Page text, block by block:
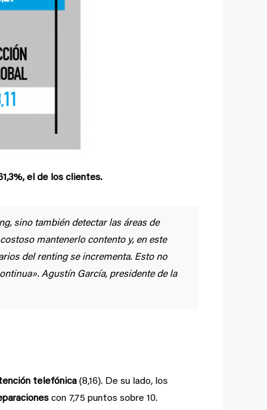
el de los clientes.
sino también detectar las áreas de
mantenerlo contento y, en este
del renting se incrementa. Esto no
Agustín García, presidente de la
telefónica (8,16). De su lado, los
con 7,75 puntos sobre 10.